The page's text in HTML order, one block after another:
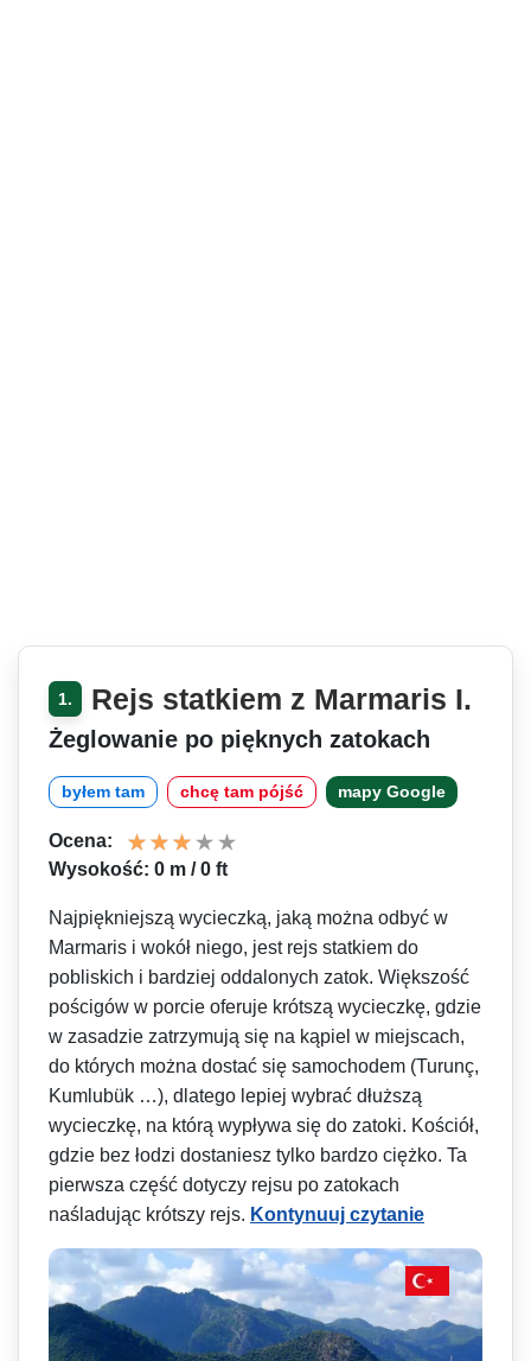
1. Rejs statkiem z Marmaris I.
Żeglowanie po pięknych zatokach
byłem tam chcę tam pójść mapy Google
Ocena:
Wysokość: 0 m / 0 ft
Najpiękniejszą wycieczką, jaką można odbyć w
Marmaris i wokół niego, jest rejs statkiem do
pobliskich i bardziej oddalonych zatok. Większość
pościgów w porcie oferuje krótszą wycieczkę, gdzie
w zasadzie zatrzymują się na kąpiel w miejscach,
do których można dostać się samochodem (Turunç,
Kumlubük …), dlatego lepiej wybrać dłuższą
wycieczkę, na którą wypływa się do zatoki. Kościół,
gdzie bez łodzi dostaniesz tylko bardzo ciężko. Ta
pierwsza część dotyczy rejsu po zatokach
naśladując krótszy rejs. Kontynuuj czytanie